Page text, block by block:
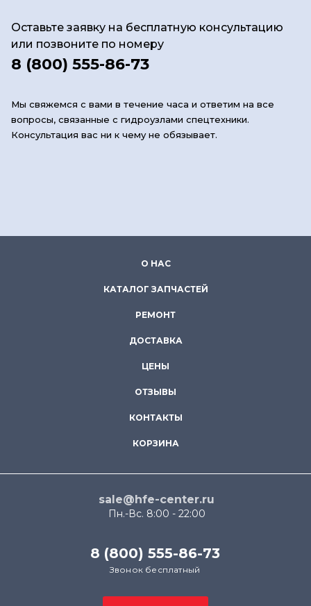
Оставьте заявку на бесплатную консультацию
или позвоните по номеру
8 (800) 555-86-73
Мы свяжемся с вами в течение часа и ответим на все
вопросы, связанные с гидроузлами спецтехники.
Консультация вас ни к чему не обязывает.
О НАС
КАТАЛОГ ЗАПЧАСТЕЙ
РЕМОНТ
ДОСТАВКА
ЦЕНЫ
ОТЗЫВЫ
КОНТАКТЫ
КОРЗИНА
sale@hfe-center.ru
Пн.-Вс. 8:00 - 22:00
8 (800) 555-86-73
Звонок бесплатный